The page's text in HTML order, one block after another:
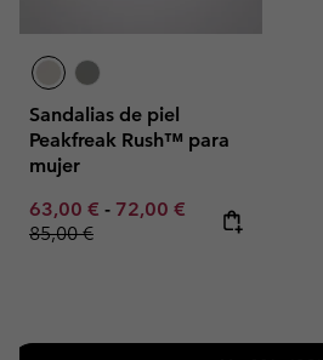
Sandalias de piel
Peakfreak Rush™ para
mujer
Minimum sale price:
63,00 € - Maximum sale price:
72,00 € Regular price:
85,00 €